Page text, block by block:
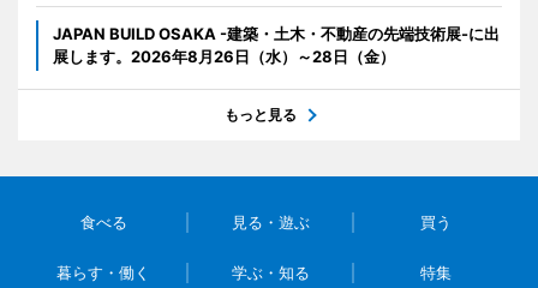
JAPAN BUILD OSAKA -建築・土木・不動産の先端技術展-に出
展します。2026年8月26日（水）～28日（金）
もっと見る
食べる 見る・遊ぶ 買う
暮らす・働く 学ぶ・知る 特集